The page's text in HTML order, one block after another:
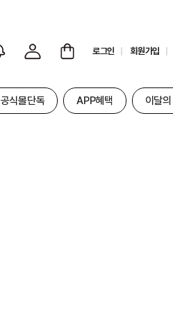
로그인 회원가입
공식몰단독 APP혜택 이달